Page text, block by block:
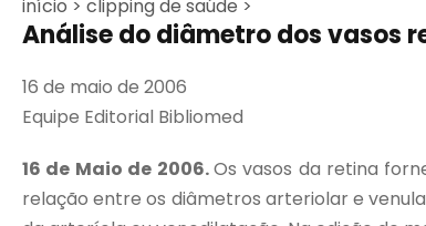
início > clipping de saúde >
Análise do diâmetro dos vasos
16 de maio de 2006
Equipe Editorial Bibliomed
16 de Maio de 2006.Os vasos da retina
relação entre os diâmetros arteriolar e